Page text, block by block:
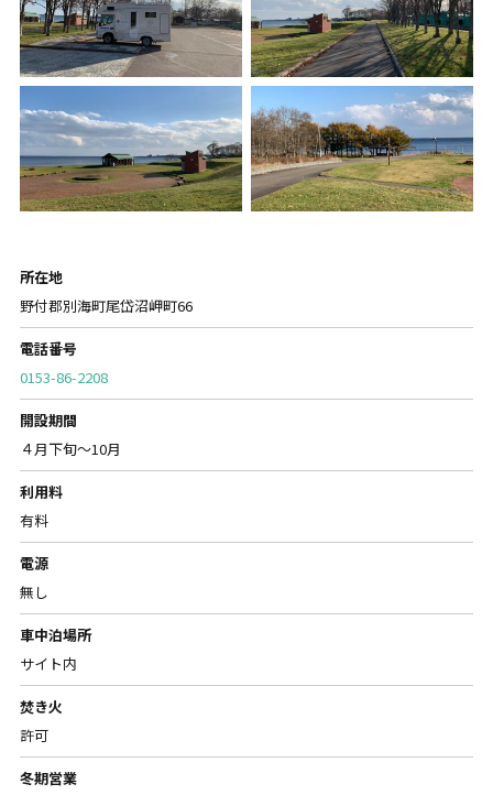
所在地
野付郡別海町尾岱沼岬町66
電話番号
0153-86-2208
開設期間
４月下旬～10月
利用料
有料
電源
無し
車中泊場所
サイト内
焚き火
許可
冬期営業